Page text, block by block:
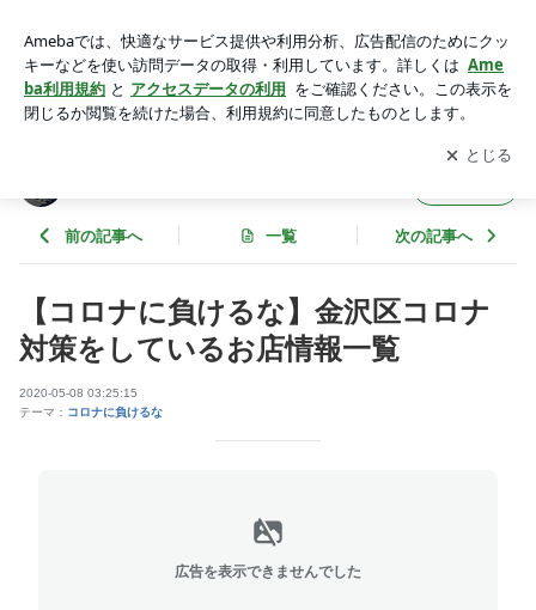
覧 | WE♡金沢区フェスティバルのブログ
アプリをダウンロードして ブログの更新通知
を受け取りまし
ょう。
開く
前の記事へ 一覧 次の記事へ
【コロナに負けるな】金沢区コロナ
対策をしているお店情報一覧
2020-05-08 03:25:15
テーマ： コロナに負けるな
広告を表示できませんでした